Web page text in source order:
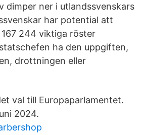
dimper ner i utlandssvenskars
har potential att
244 viktiga röster
ha den uppgiften,
drottningen eller
val till Europaparlamentet.
2024.